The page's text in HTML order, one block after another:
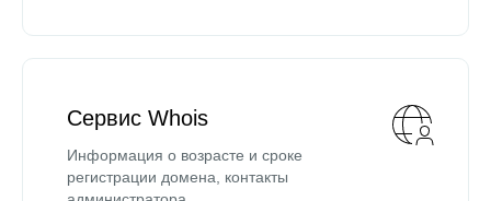
Сервис Whois
Информация о возрасте и сроке
регистрации домена, контакты